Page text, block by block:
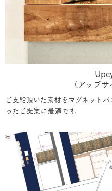
（アップサ
ご支給頂いた素材をマグネット
ったご提案に最適です。